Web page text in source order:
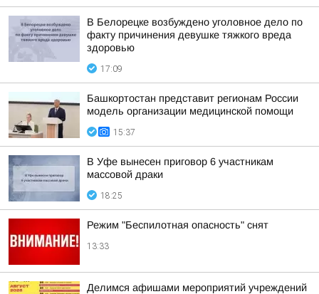
В Белорецке возбуждено уголовное дело по
факту причинения девушке тяжкого вреда
здоровью
17:09
Башкортостан представит регионам России
модель организации медицинской помощи
15:37
В Уфе вынесен приговор 6 участникам
массовой драки
18:25
Режим "Беспилотная опасность" снят
13:33
Делимся афишами мероприятий учреждений